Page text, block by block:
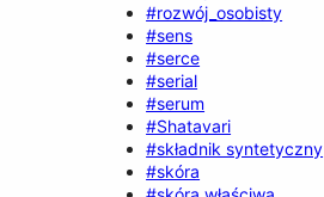
#rozwój_osobisty
#sens
#serce
#serial
#serum
#Shatavari
#składnik syntetyczny
#skóra